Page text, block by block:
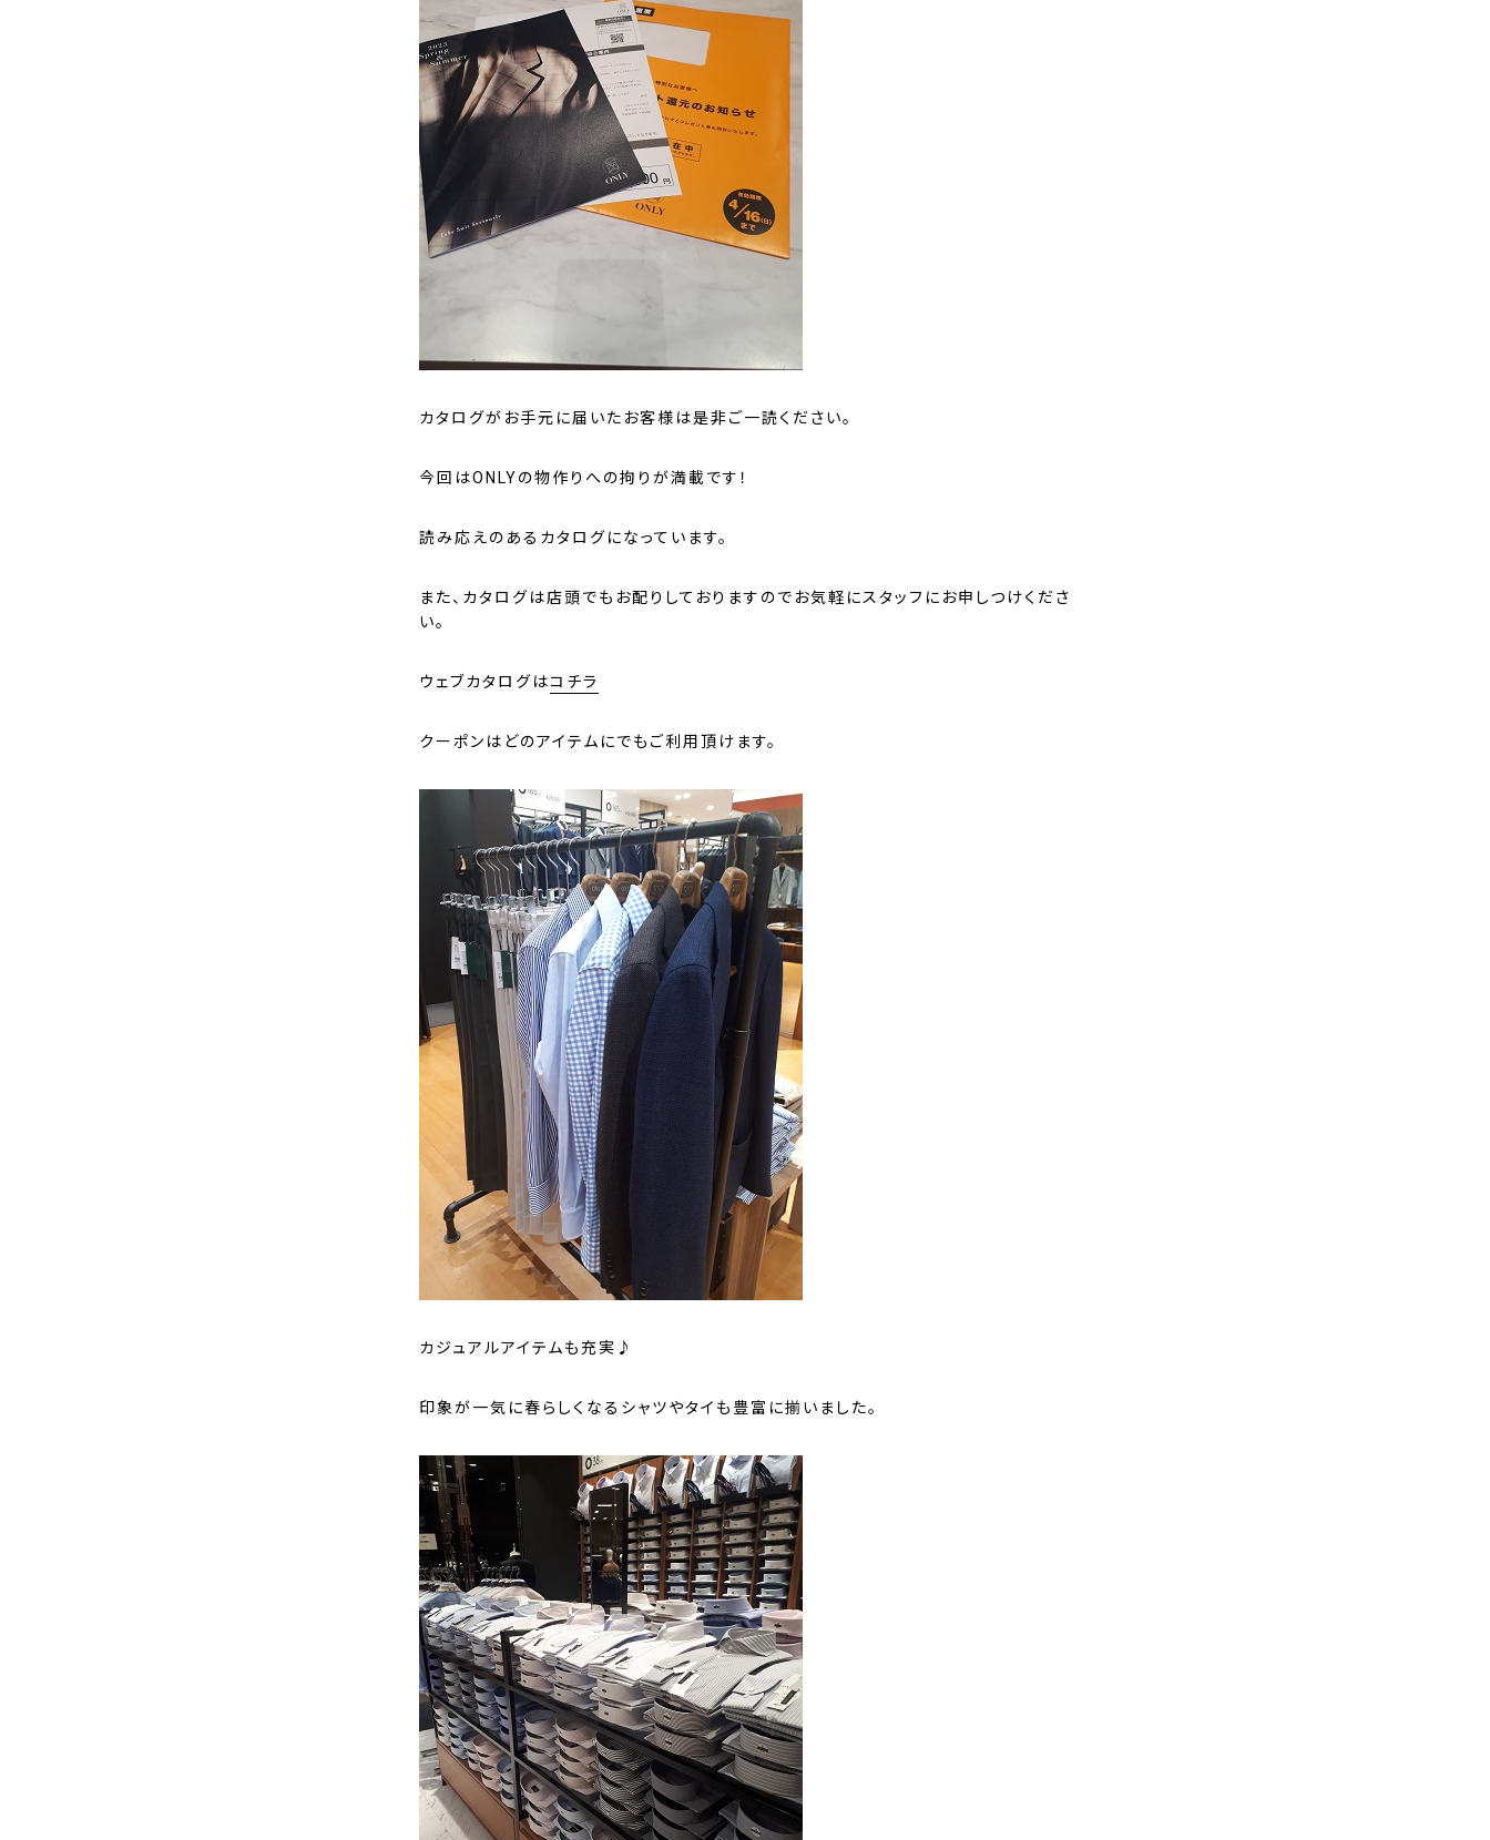
カタログがお手元に届いたお客様は是非ご一読ください。
今回はONLYの物作りへの拘りが満載です！
読み応えのあるカタログになっています。
また、カタログは店頭でもお配りしておりますのでお気軽にスタッフにお申しつけくださ
い。
ウェブカタログはコチラ
クーポンはどのアイテムにでもご利用頂けます。
カジュアルアイテムも充実♪
印象が一気に春らしくなるシャツやタイも豊富に揃いました。